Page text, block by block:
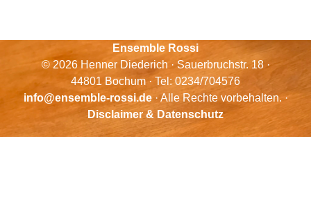
Ensemble Rossi
© 2026 Henner Diederich · Sauerbruchstr. 18 ·
44801 Bochum · Tel: 0234/704576
info@ensemble-rossi.de· Alle Rechte vorbehalten. ·
Disclaimer & Datenschutz